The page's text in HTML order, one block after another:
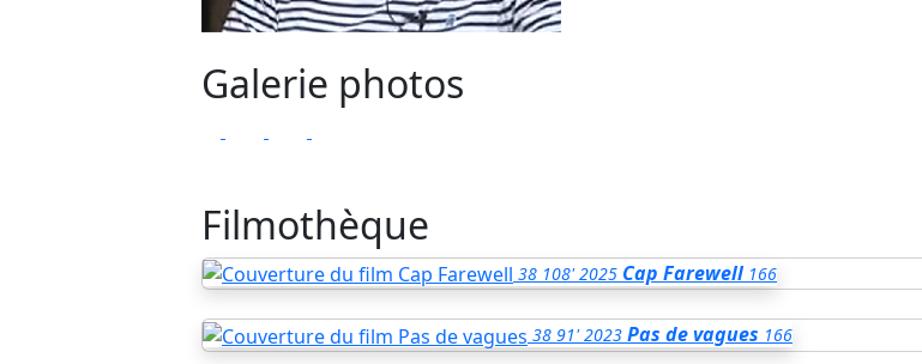
Galerie photos
Filmothèque
38 108' 2025 Cap Farewell 166
38 91' 2023 Pas de vagues 166